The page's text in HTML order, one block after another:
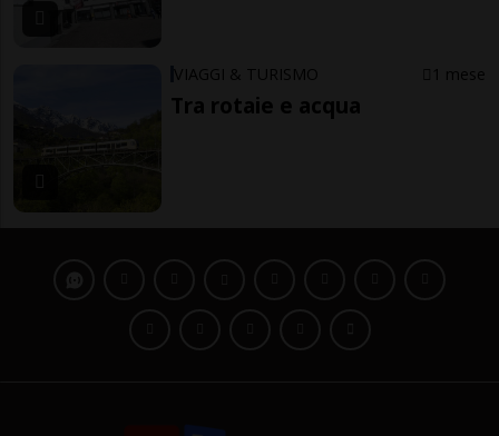
VIAGGI & TURISMO 1 mese
Tra rotaie e acqua